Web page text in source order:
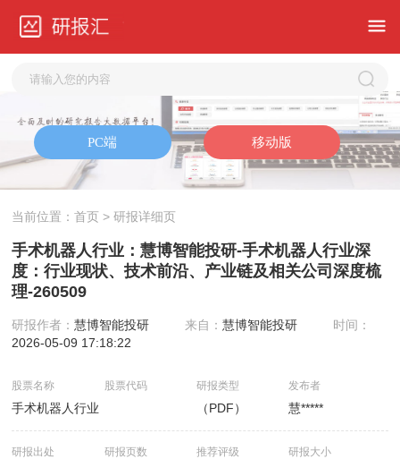
当前位置：首页 > 研报详细页
手术机器人行业：慧博智能投研-手术机器人行业深
度：行业现状、技术前沿、产业链及相关公司深度梳
理-260509
研报作者：慧博智能投研 来自：慧博智能投研
时间：
2026-05-09 17:18:22
股票名称
手术机器人行业
股票代码 研报类型
（PDF）
发布者
慧*****
研报出处 研报页数 推荐评级 研报大小